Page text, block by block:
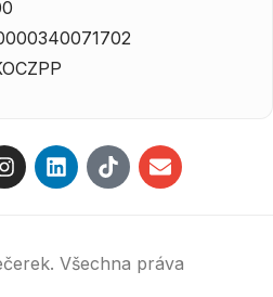
Všechna práva